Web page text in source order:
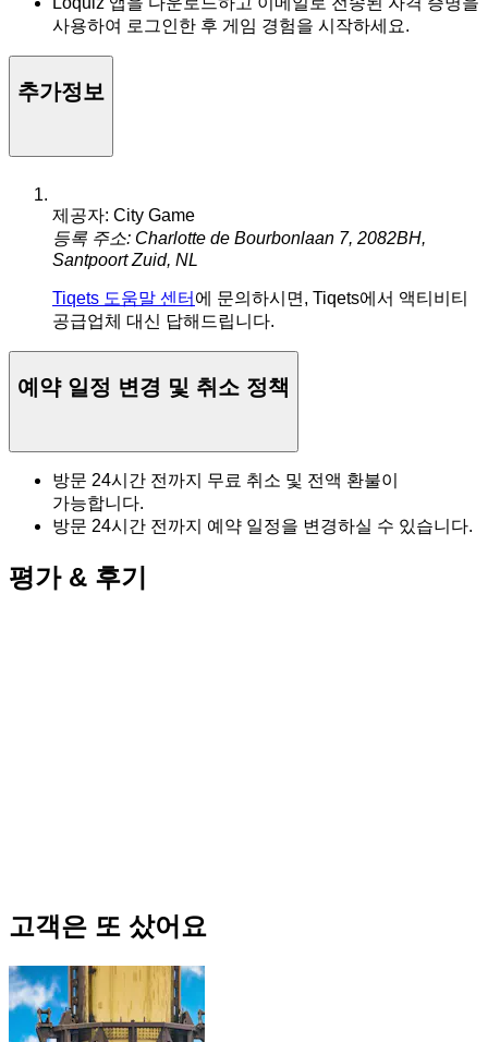
사용하여 로그인한 후 게임 경험을 시작하세요.
추가정보
제공자: City Game
등록 주소: Charlotte de Bourbonlaan 7, 2082BH,
Santpoort Zuid, NL
Tiqets 도움말 센터 에 문의하시면, Tiqets에서 액티비티
공급업체 대신 답해드립니다.
예약 일정 변경 및 취소 정책
방문 24시간 전까지 무료 취소 및 전액 환불이
가능합니다.
방문 24시간 전까지 예약 일정을 변경하실 수 있습니다.
평가 & 후기
고객은 또 샀어요